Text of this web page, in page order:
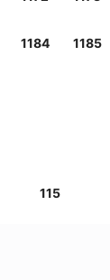
1184 1185
115